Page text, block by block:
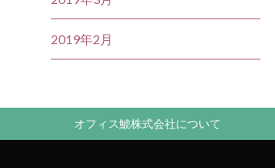
2019年2月
オフィス鯱株式会社について